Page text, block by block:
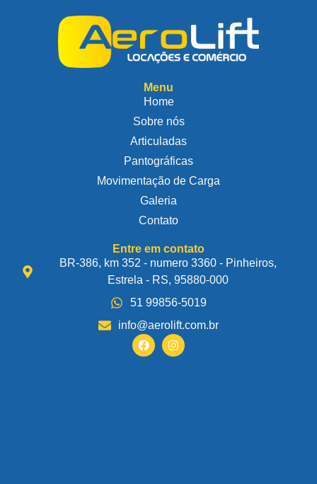
Menu
Home
Sobre nós
Articuladas
Pantográficas
Movimentação de Carga
Galeria
Contato
Entre em contato
BR-386, km 352 - numero 3360 - Pinheiros,
Estrela - RS, 95880-000
51 99856-5019
info@aerolift.com.br